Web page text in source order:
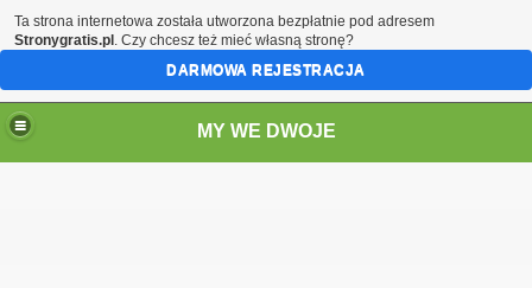
MY WE DWOJE
Ta strona internetowa została utworzona bezpłatnie pod adresem
Stronygratis.pl . Czy chcesz też mieć własną stronę?
DARMOWA REJESTRACJA